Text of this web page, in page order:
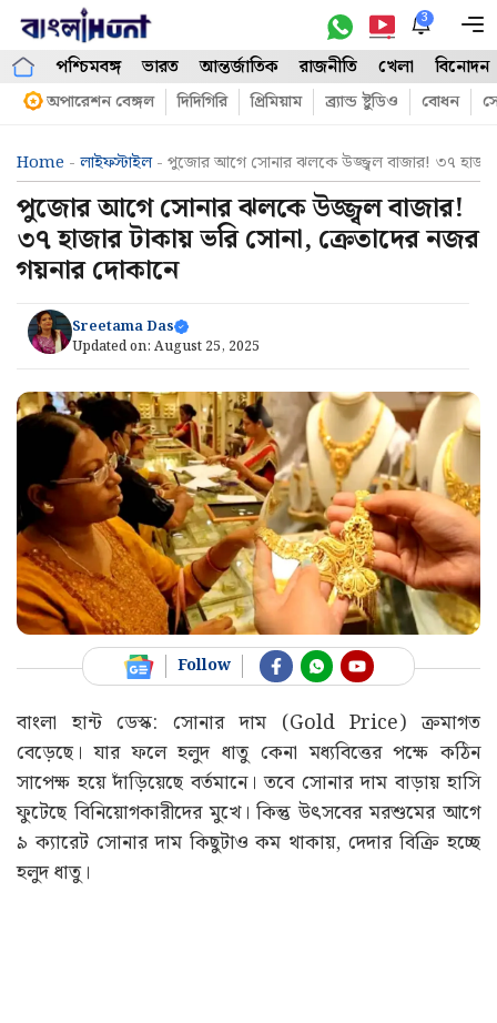
Skip
content
3
পশ্চিমবঙ্গ ভারত আন্তর্জাতিক রাজনীতি খেলা বিনোদন
অপারেশন বেঙ্গল দিদিগিরি প্রিমিয়াম ব্র্যান্ড ষ্টুডিও বোধন
Home - লাইফস্টাইল- পুজোর আগে সোনার ঝলকে উজ্জ্বল বাজার! ৩৭ হাজার
পুজোর আগে সোনার ঝলকে উজ্জ্বল বাজার!
৩৭ হাজার টাকায় ভরি সোনা, ক্রেতাদের নজর
গয়নার দোকানে
Sreetama Das
Updated on: August 25, 2025
Follow
বাংলা হান্ট ডেস্ক: সোনার দাম (Gold Price) ক্রমাগত
বেড়েছে। যার ফলে হলুদ ধাতু কেনা মধ্যবিত্তের পক্ষে কঠিন
সাপেক্ষ হয়ে দাঁড়িয়েছে বর্তমানে। তবে সোনার দাম বাড়ায় হাসি
ফুটেছে বিনিয়োগকারীদের মুখে। কিন্তু উৎসবের মরশুমের আগে
৯ ক্যারেট সোনার দাম কিছুটাও কম থাকায়, দেদার বিক্রি হচ্ছে
হলুদ ধাতু।